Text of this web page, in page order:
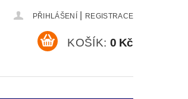
PŘIHLÁŠENÍ REGISTRACE
KOŠÍK: 0 Kč